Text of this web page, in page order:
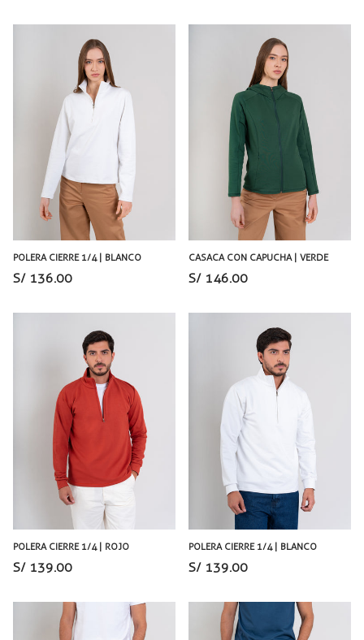
POLERA CIERRE 1/4 | BLANCO
S/ 136.00
CASACA CON CAPUCHA | VERDE
S/ 146.00
POLERA CIERRE 1/4 | ROJO
S/ 139.00
POLERA CIERRE 1/4 | BLANCO
S/ 139.00